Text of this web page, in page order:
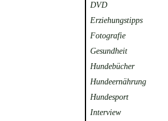
DVD
Erziehungstipps
Fotografie
Gesundheit
Hundebücher
Hundeernährung
Hundesport
Interview